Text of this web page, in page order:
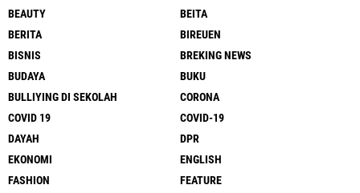
BEAUTY
BEITA
BERITA
BIREUEN
BISNIS
BREKING NEWS
BUDAYA
BUKU
BULLIYING DI SEKOLAH
CORONA
COVID 19
COVID-19
DAYAH
DPR
EKONOMI
ENGLISH
FASHION
FEATURE